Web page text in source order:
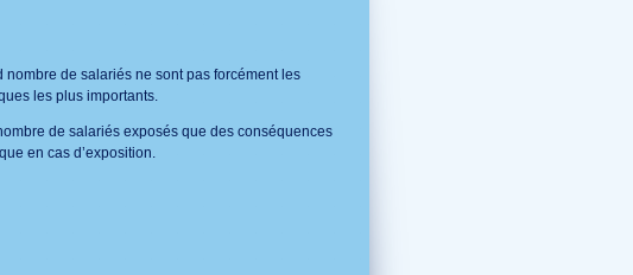
de salariés ne sont pas forcément les
les plus importants.
de salariés exposés que des conséquences
en cas d’exposition.